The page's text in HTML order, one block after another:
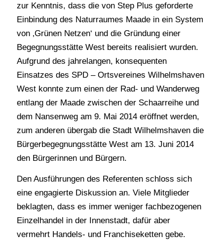
zur Kenntnis, dass die von Step Plus geforderte
Einbindung des Naturraumes Maade in ein System
von ‚Grünen Netzen‘ und die Gründung einer
Begegnungsstätte West bereits realisiert wurden.
Aufgrund des jahrelangen, konsequenten
Einsatzes des SPD – Ortsvereines Wilhelmshaven
West konnte zum einen der Rad- und Wanderweg
entlang der Maade zwischen der Schaarreihe und
dem Nansenweg am 9. Mai 2014 eröffnet werden,
zum anderen übergab die Stadt Wilhelmshaven die
Bürgerbegegnungsstätte West am 13. Juni 2014
den Bürgerinnen und Bürgern.
Den Ausführungen des Referenten schloss sich
eine engagierte Diskussion an. Viele Mitglieder
beklagten, dass es immer weniger fachbezogenen
Einzelhandel in der Innenstadt, dafür aber
vermehrt Handels- und Franchiseketten gebe.